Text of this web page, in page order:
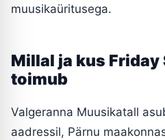
muusikaüritusega.
Millal ja kus Friday
toimub
Valgeranna Muusikatall
aadressil, Pärnu